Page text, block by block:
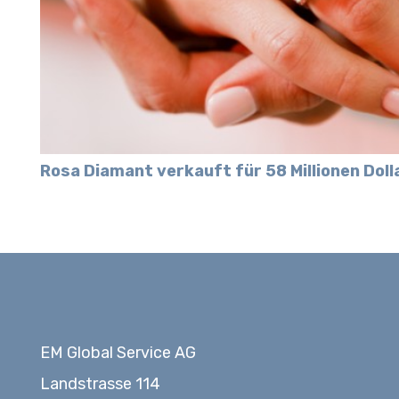
Rosa Diamant verkauft für 58 Millionen
EM Global Service AG
Landstrasse 114